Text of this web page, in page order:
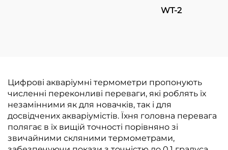
WT-2
Цифрові акваріумні термометри пропонують
численні переконливі переваги, які роблять їх
незамінними як для новачків, так і для
досвідчених акваріумістів. Їхня головна перевага
полягає в їх вищій точності порівняно зі
звичайними скляними термометрами,